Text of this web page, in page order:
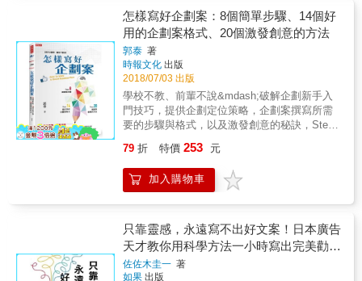
享用？ 三角形筆記教你思考： 1. 做什麼？ 想
吃就能吃的乳酸菌食品，而且是大家都喜愛的
巧克力。 2. 為了誰？ 鎖定胃腸不佳的人，因為
能調整腸道的酵素食品將蔚為風潮。 3. 成本多
少？ 價位稍高，但想吃好食物、希望腸道功能
變好的人，不會太在意價格。 結果：開發出
「SWEETS DAYS乳酸菌巧克力」，上市半年
就創下20億日圓的業績。 ▲好幾個提案卡關怎
麼辦？運用「配對法」延伸構想！ 已準備好幾
個提案，卻被客戶打槍，怎麼辦？ 可以從客戶
最棒的第一名創意！ 【案例】健康照護APP ╳
4種家事代勞服務 &rarr; 配對聯想出的點子 1.
想利用專家技巧把家裡變乾淨 &rarr;專家一對
不會腰痛的打掃技巧指導APP 3. 想送禮物給太
太 &rarr;能將瘦身菜單當作禮物的APP 4. 希
望住家可以長久使用&rarr;介紹健康長壽的保健
方法APP 本書特色 ‧3套筆記術，從開發靈感到
力，讓人不再苦於溝通，是一本適用於所有人
的圖解教科書。 【內文試閱】 如果你總是為了
提升文章內容品質而苦戰，不妨試著改變一下
方向吧。 多花一點時間在製作圖示上，你會發
現，不用太費工夫就能大幅提高對方的理解
度。 但是，如果你缺乏呈現圖示的概念，或是
用錯方法，原本想要製作「清楚好懂的資
料」，就會弄巧成拙，變成「難懂的資料」。
使用圖示的方式如果不對，反而會誤導對方，
件事的商務人士，仍然十分稀少。 從上櫃公司
舉辦的顧客研討會，到中小企業經營者的演講
簡報、政府機關的公開資訊等資料，我都有看
過，如果光看其中的圖示，仍有95% 以上是
風格強烈，「只有自己看得懂」的類型。 這就
是我要在此介紹的「髒圖」。 會做出這種髒
圖，通常都是強迫推銷「只有自己看得懂的圖
解」給對方的緣故。 其實這是聰明人很容易陷
訓多年，這是一部從「基本問題」出發，了解
文案工作如何開始的入門著作，帶你學會如何
「慢讀」那些傑出數位商業文案的內在設計，
邁向「秒懂」自家產品的文案應從何切入構
思！ 在這個行動商業的時代，「內容力」已然
成為每個人必備的超能力。 不只是負責營運
Facebook、Instagram等社群媒體的編輯，必
須懂得為各種影音圖文等內容包裝或進行策
展，或是從事行銷宣傳的朋友，也要有撰寫商
品文案和新聞稿的能力；其實，大家都必須有
做朋友。 然而，串連這一切的最終呈現與挑戰
──如何寫出一份好文案？即是這本書與作者將
回答的問題。 從頭說起的第一部文案課本： 解
症。 想要寫好文案，其實並沒有想像中的困
難。 現以「內容駭客」為個人品牌，教授過多
種文案及行銷相關課程的本書作書Vista（鄭緯
筌）；是臺灣科技網商圈內的著名知識傳播
怎樣寫好企劃案：8個簡單步驟、14個好
用的企劃案格式、20個激發創意的方法
郭泰 著
時報文化 出版
2018/07/03 出版
學校不教、前輩不說&mdash;破解企劃新手入
門技巧，提供企劃定位策略，企劃案撰寫所需
要的步驟與格式，以及激發創意的秘訣，Step
功，企劃關鍵知識全都通！ ．8個簡單步驟：
界定問題、蒐集現成資料、市場調查、把資料
整理成情報、產生創意、選擇可行的方案、寫
行銷企劃案、新產品開發企劃案、廣告企劃
案、零售店廣告企劃案、銷售促進企劃案、網
路商店企劃案、員工訓練企劃案、推銷員訓練
企劃案、公共關係企劃案、年度經營企劃案、
79 折 特價 253 元
加入購物車
只靠靈感，永遠寫不出好文案！日本廣告
天才教你用科學方法一小時寫出完美勸敗
的絕妙文案
佐佐木圭一 著
如果 出版